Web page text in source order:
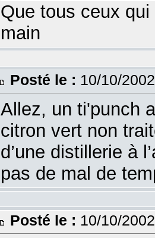
Que tous ceux
main
Posté le : 10/10/
Allez, un ti'punch
citron vert non
d’une distillerie à
pas de mal de
Posté le : 10/10/